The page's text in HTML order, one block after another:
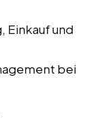
Einkauf und
bei